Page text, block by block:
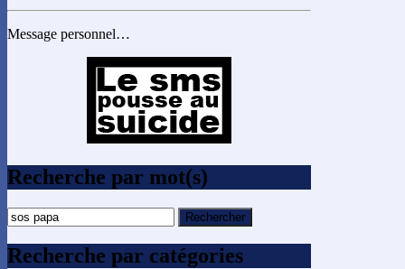
Message personnel…
Recherche par mot(s)
Rechercher :
Recherche par catégories